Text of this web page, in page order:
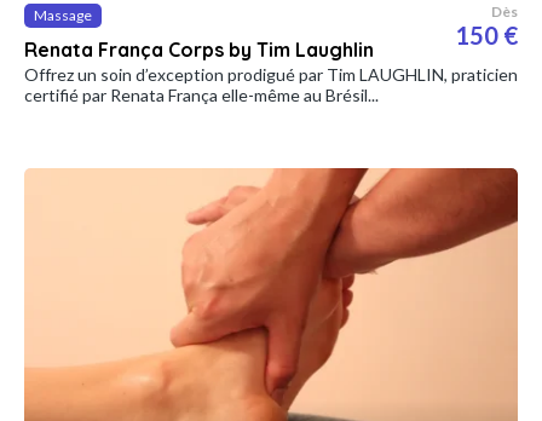
Massage
Renata França Corps by Tim Laughlin
Dès
150 €
Offrez un soin d’exception prodigué par Tim LAUGHLIN, praticien
certifié par Renata França elle-même au Brésil...